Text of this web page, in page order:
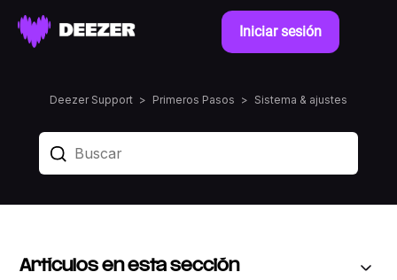
Iniciar sesión
Deezer Support Primeros Pasos Sistema & ajustes
Artículos en esta sección